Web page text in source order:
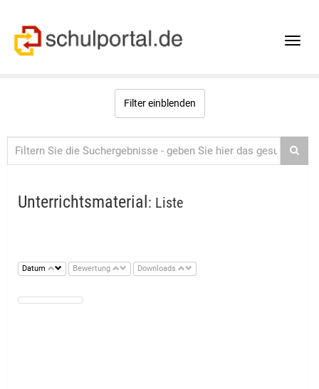
Toggle
Filter einblenden
Unterrichtsmaterial : Liste
Datum Bewertung Downloads